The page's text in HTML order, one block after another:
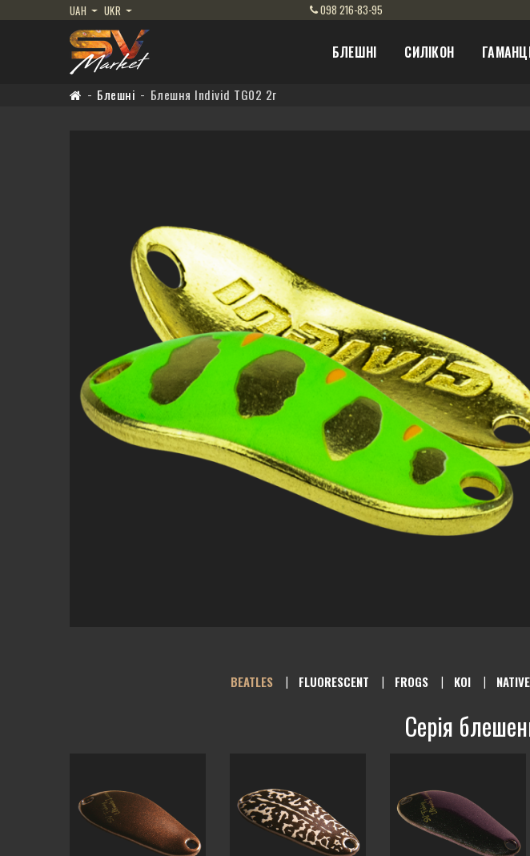
UAH UKR 098 216-83-95
БЛЕШНІ СИЛІКОН
Блешні Блешня Individ TG02 2г
BEATLES FLUORESCENT FROGS KOI NATIVE
Серія